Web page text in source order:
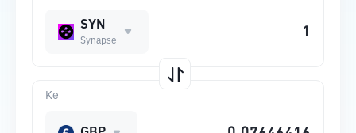
SYN
Synapse
Ke